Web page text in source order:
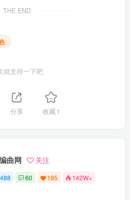
THE END
就支持一下吧
分享 收藏1
曲网 关注
60 195 142W+